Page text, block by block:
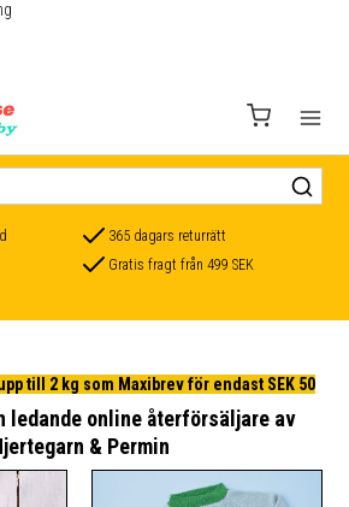
365 dagars returrätt
Gratis fragt från 499 SEK
till 2 kg som Maxibrev för endast SEK 50
ledande online återförsäljare av
& Permin